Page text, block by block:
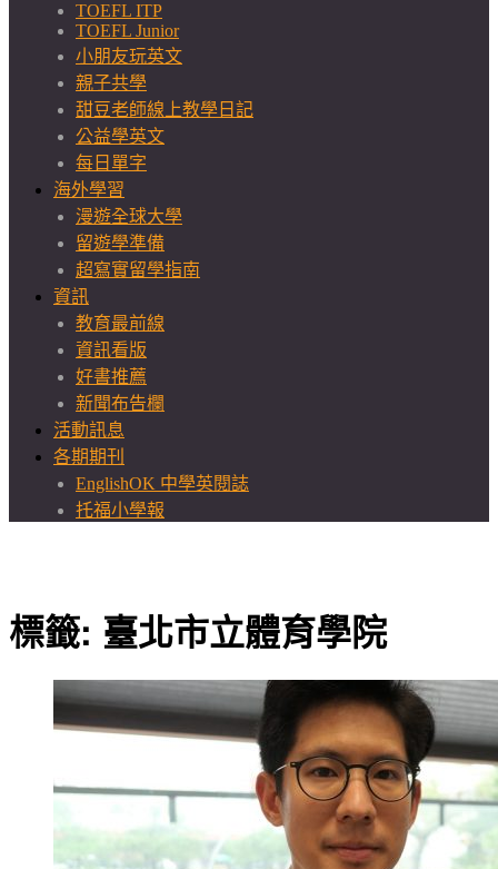
TOEFL ITP
TOEFL Junior
小朋友玩英文
親子共學
甜豆老師線上教學日記
公益學英文
每日單字
海外學習
漫遊全球大學
留遊學準備
超寫實留學指南
資訊
教育最前線
資訊看版
好書推薦
新聞布告欄
活動訊息
各期期刊
EnglishOK 中學英閱誌
托福小學報
標籤: 臺北市立體育學院